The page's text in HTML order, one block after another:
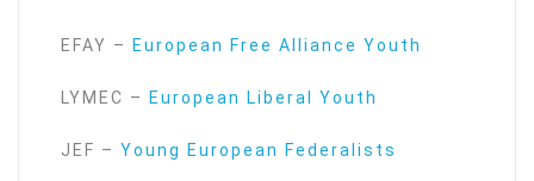
EFAY – European Free Alliance Youth
LYMEC – European Liberal Youth
JEF – Young European Federalists